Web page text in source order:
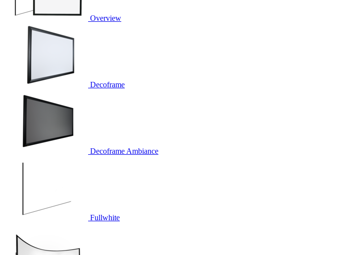
Overview
Decoframe
Decoframe Ambiance
Fullwhite